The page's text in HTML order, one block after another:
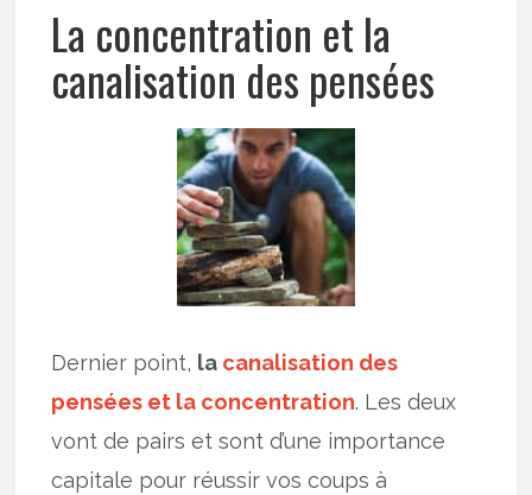
La concentration et la
canalisation des pensées
Dernier point, la canalisation des
pensées et la concentration. Les deux
vont de pairs et sont d’une importance
capitale pour réussir vos coups à